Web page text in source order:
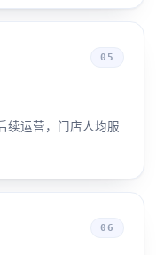
05
续运营，门店人均服
06